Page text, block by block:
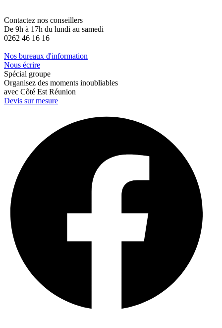
Contactez nos conseillers
De 9h à 17h du lundi au samedi
0262 46 16 16
Nos bureaux d'information
Nous écrire
Spécial groupe
Organisez des moments inoubliables
avec Côté Est Réunion
Devis sur mesure